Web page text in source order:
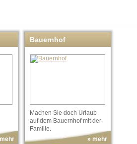
Bauernhof
Machen Sie doch Urlaub
auf dem Bauernhof mit der
Familie.
» mehr